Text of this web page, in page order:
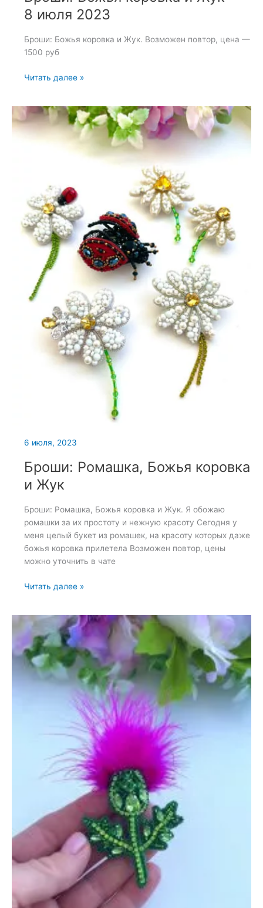
8 июля 2023
Броши: Божья коровка и Жук. Возможен повтор, цена —
1500 руб
Броши:
Жук
Читать далее »
6 июля, 2023
Броши: Ромашка, Божья коровка
и Жук
Броши: Ромашка, Божья коровка и Жук. Я обожаю
ромашки за их простоту и нежную красоту Сегодня у
меня целый букет из ромашек, на красоту которых даже
божья коровка прилетела Возможен повтор, цены
можно уточнить в чате
Броши:
коровка
Жук
Читать далее »